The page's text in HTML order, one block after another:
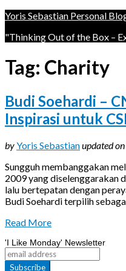
Yoris Sebastian Personal
"Thinking Out of the Box –
Tag: Charity
Budi Soehardi –
Inspirasi untuk
byYoris Sebastianupdated on
Sungguh membanggakan
2009 yang diselenggarakan
lalu bertepatan dengan
Budi Soehardi terpilih
Read More
'I Like Monday' Newsletter